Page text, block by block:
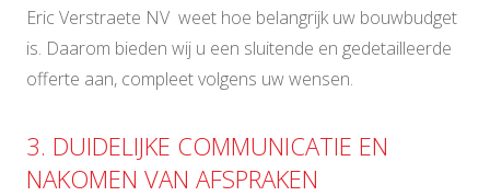
Eric Verstraete NV weet hoe belangrijk uw bouwbudget
is. Daarom bieden wij u een sluitende en gedetailleerde
offerte aan, compleet volgens uw wensen.
3. DUIDELIJKE COMMUNICATIE EN
NAKOMEN VAN AFSPRAKEN